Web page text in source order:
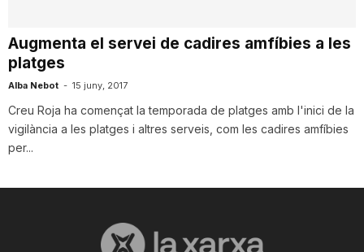
t
a
t
Augmenta el servei de cadires amfíbies a les
platges
Alba Nebot - 15 juny, 2017
Creu Roja ha començat la temporada de platges amb l'inici de la
vigilància a les platges i altres serveis, com les cadires amfíbies
per...